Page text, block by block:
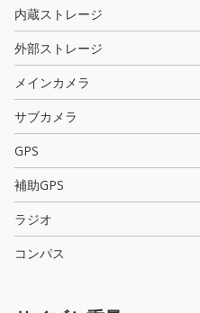
内蔵ストレージ
外部ストレージ
メインカメラ
サブカメラ
GPS
補助GPS
ラジオ
コンパス